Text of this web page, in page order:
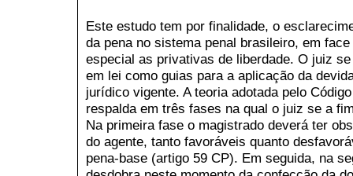
Este estudo tem por finalidade, o
da pena no sistema penal brasileiro, em
especial as privativas de liberdade. O juiz
em lei como guias para a aplicação da
jurídico vigente. A teoria adotada pelo
respalda em três fases na qual o juiz se a
Na primeira fase o magistrado deverá ter
do agente, tanto favoráveis quanto
pena-base (artigo 59 CP). Em seguida, na